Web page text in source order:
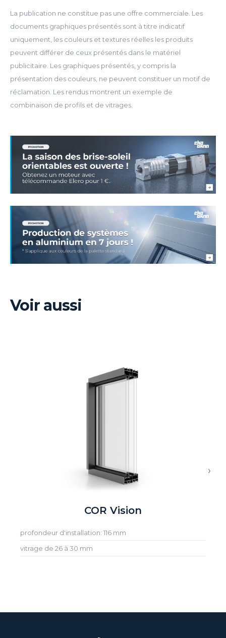
La publication ne constitue pas une offre commerciale. Les
documents graphiques présentés sont à titre indicatif
uniquement, les couleurs et textures réelles les produits
peuvent différer de ceux présentés dans le matériel
publicitaire. Les graphiques présentés, y compris la
présentation des couleurs, ne peuvent constituer un motif de
réclamation. Les rendus montrent un exemple de
combinaison de profils et de vitrages.
Voir aussi
COR Vision
profondeur d'installation: 116 mm
vitrage de 26 à 30 mm
›